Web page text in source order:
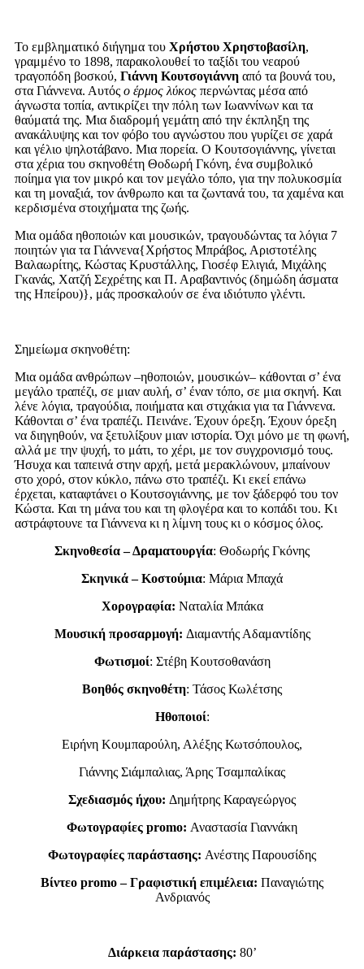
Το εμβληματικό διήγημα του Χρήστου Χρηστοβασίλη,
γραμμένο το 1898, παρακολουθεί το ταξίδι του νεαρού
τραγοπόδη βοσκού, Γιάννη Κουτσογιάννη από τα βουνά του,
στα Γιάννενα. Αυτός ο έρμος λύκος περνώντας μέσα από
άγνωστα τοπία, αντικρίζει την πόλη των Ιωαννίνων και τα
θαύματά της. Μια διαδρομή γεμάτη από την έκπληξη της
ανακάλυψης και τον φόβο του αγνώστου που γυρίζει σε χαρά
και γέλιο ψηλοτάβανο. Μια πορεία. Ο Κουτσογιάννης, γίνεται
στα χέρια του σκηνοθέτη Θοδωρή Γκόνη, ένα συμβολικό
ποίημα για τον μικρό και τον μεγάλο τόπο, για την πολυκοσμία
και τη μοναξιά, τον άνθρωπο και τα ζωντανά του, τα χαμένα και
κερδισμένα στοιχήματα της ζωής.
Μια ομάδα ηθοποιών και μουσικών, τραγουδώντας τα λόγια 7
ποιητών για τα Γιάννενα{Χρήστος Μπράβος, Αριστοτέλης
Βαλαωρίτης, Κώστας Κρυστάλλης, Γιοσέφ Ελιγιά, Μιχάλης
Γκανάς, Χατζή Σεχρέτης και Π. Αραβαντινός (δημώδη άσματα
της Ηπείρου)}, μάς προσκαλούν σε ένα ιδιότυπο γλέντι.
Σημείωμα σκηνοθέτη:
Μια ομάδα ανθρώπων –ηθοποιών, μουσικών– κάθονται σ’ ένα
μεγάλο τραπέζι, σε μιαν αυλή, σ’ έναν τόπο, σε μια σκηνή. Και
λένε λόγια, τραγούδια, ποιήματα και στιχάκια για τα Γιάννενα.
Κάθονται σ’ ένα τραπέζι. Πεινάνε. Έχουν όρεξη. Έχουν όρεξη
να διηγηθούν, να ξετυλίξουν μιαν ιστορία. Όχι μόνο με τη φωνή,
αλλά με την ψυχή, το μάτι, το χέρι, με τον συγχρονισμό τους.
Ήσυχα και ταπεινά στην αρχή, μετά μερακλώνουν, μπαίνουν
στο χορό, στον κύκλο, πάνω στο τραπέζι. Κι εκεί επάνω
έρχεται, καταφτάνει ο Κουτσογιάννης, με τον ξάδερφό του τον
Κώστα. Και τη μάνα του και τη φλογέρα και το κοπάδι του. Κι
αστράφτουνε τα Γιάννενα κι η λίμνη τους κι ο κόσμος όλος.
Σκηνοθεσία – Δραματουργία: Θοδωρής Γκόνης
Σκηνικά – Κοστούμια: Μάρια Μπαχά
Χορογραφία: Ναταλία Μπάκα
Μουσική προσαρμογή: Διαμαντής Αδαμαντίδης
Φωτισμοί: Στέβη Κουτσοθανάση
Βοηθός σκηνοθέτη: Τάσος Κωλέτσης
Ηθοποιοί:
Ειρήνη Κουμπαρούλη, Αλέξης Κωτσόπουλος,
Γιάννης Σιάμπαλιας, Άρης Τσαμπαλίκας
Σχεδιασμός ήχου: Δημήτρης Καραγεώργος
Φωτογραφίες promo: Αναστασία Γιαννάκη
Φωτογραφίες παράστασης: Ανέστης Παρουσίδης
Bίντεο promo– Γραφιστική επιμέλεια: Παναγιώτης
Ανδριανός
Διάρκεια παράστασης: 80’